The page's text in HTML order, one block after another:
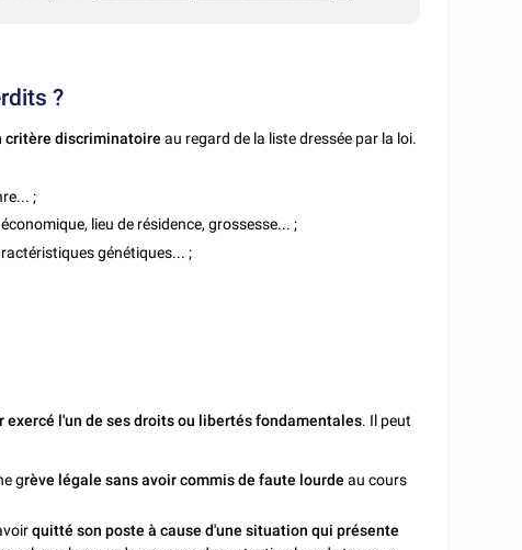
?
critère discriminatoire au regard de la liste dressée par la loi.
;
lieu de résidence, grossesse... ;
génétiques... ;
l'un de ses droits ou libertés fondamentales. Il peut
grève légale sans avoir commis de faute lourde au cours
quitté son poste à cause d'une situation qui présente